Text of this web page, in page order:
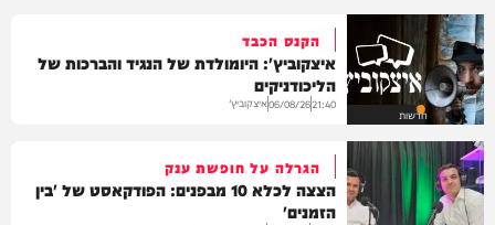
חדשות
הקנס הכבד
איצקוביץ': היומולדת של הנגיד והברכות של
הליכודניקים
21:40
06/08/26איצקוביץ'
הגרלה על חופשת ענק
הצצה לכלא 10 מבפנים: הפודקאסט של 'בין
הזמנים'